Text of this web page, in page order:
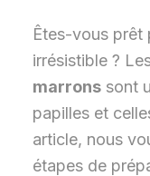
Êtes-vous prêt
irrésistible ?
marronssont
papilles et
article, nous
étapes de